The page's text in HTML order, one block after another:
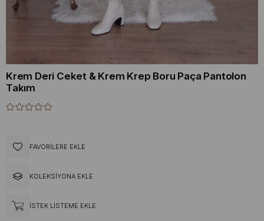
Krem Deri Ceket & Krem Krep Boru Paça Pantolon
Takım
FAVORILERE EKLE
KOLEKSIYONA EKLE
İSTEK LISTEME EKLE